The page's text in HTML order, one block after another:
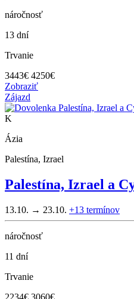
náročnosť
13 dní
Trvanie
3443€ 4250€
Zobraziť
Zájazd
K
Ázia
Palestína, Izrael
Palestína, Izrael a
13.10. → 23.10. +13 termínov
náročnosť
11 dní
Trvanie
2234€ 3060€